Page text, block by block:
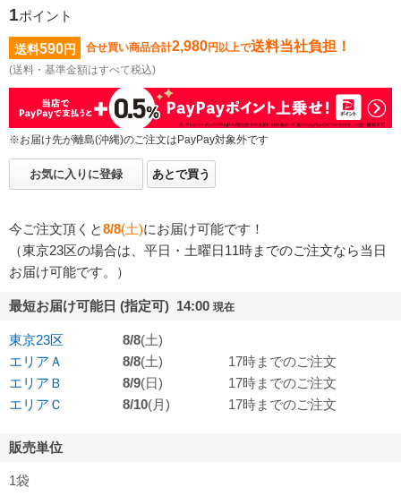
1ポイント
送料590円 合せ買い商品合計2,980円以上で送料当社負担！
(送料・基準金額はすべて税込)
※お届け先が離島(沖縄)のご注文はPayPay対象外です
お気に入りに登録 あとで買う
今ご注文頂くと8/8(土)にお届け可能です！
（東京23区の場合は、平日・土曜日11時までのご注文なら当日
お届け可能です。）
最短お届け可能日 (指定可) 14:00 現在
東京23区 8/8(土)
エリアＡ
8/8(土)
17時までのご注文
エリアＢ
8/9(日)
17時までのご注文
エリアＣ
8/10(月) 17時までのご注文
販売単位
1袋